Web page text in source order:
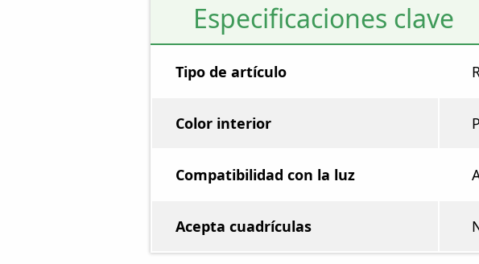
Especificaciones clave
Tipo de artículo
Color interior
Compatibilidad con la luz
Acepta cuadrículas